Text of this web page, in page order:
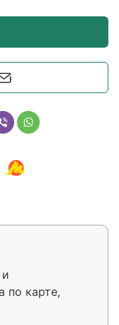
по карте,